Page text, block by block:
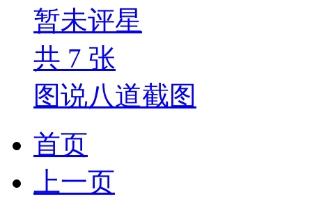
暂未评星
共 7 张
图说八道截图
首页
上一页